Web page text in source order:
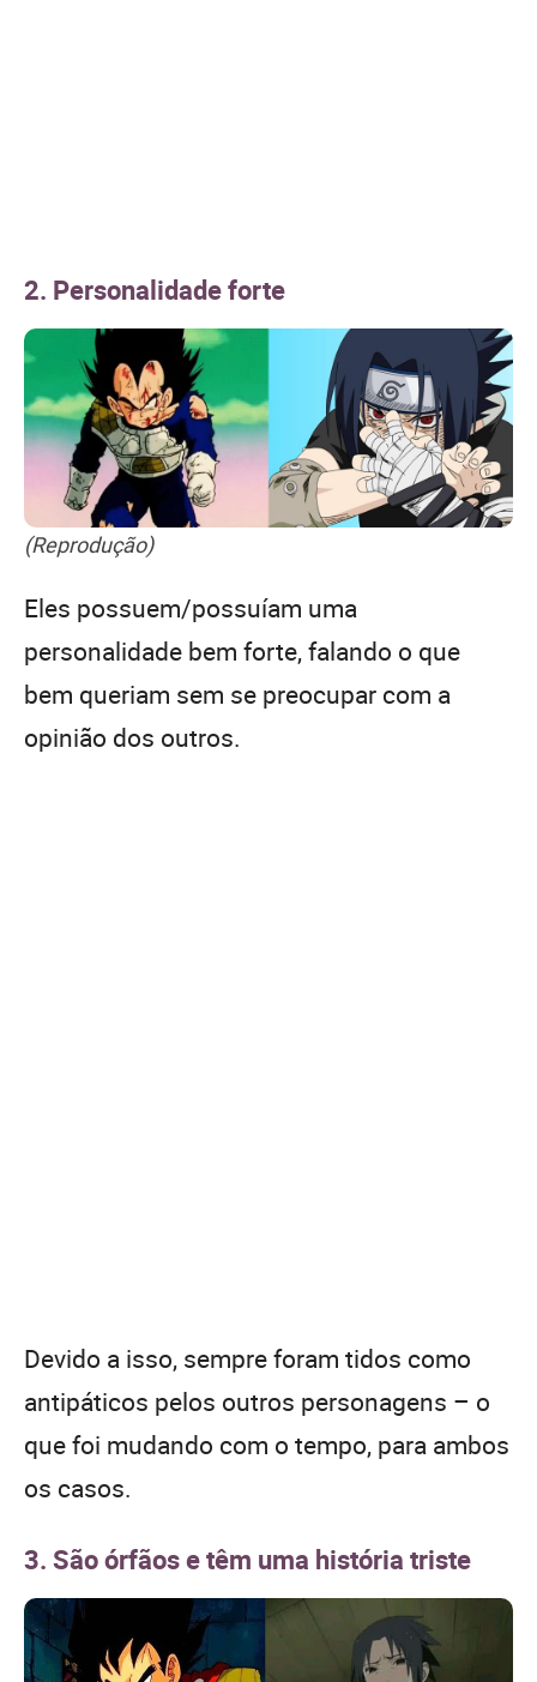
2. Personalidade forte
(Reprodução)
Eles possuem/possuíam uma
personalidade bem forte, falando o que
bem queriam sem se preocupar com a
opinião dos outros.
Devido a isso, sempre foram tidos como
antipáticos pelos outros personagens – o
que foi mudando com o tempo, para ambos
os casos.
3. São órfãos e têm uma história triste